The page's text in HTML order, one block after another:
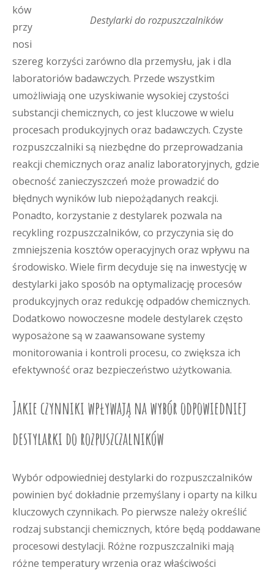
Destylarki do rozpuszczalników
ków
przy
nosi
szereg korzyści zarówno dla przemysłu, jak i dla
laboratoriów badawczych. Przede wszystkim
umożliwiają one uzyskiwanie wysokiej czystości
substancji chemicznych, co jest kluczowe w wielu
procesach produkcyjnych oraz badawczych. Czyste
rozpuszczalniki są niezbędne do przeprowadzania
reakcji chemicznych oraz analiz laboratoryjnych, gdzie
obecność zanieczyszczeń może prowadzić do
błędnych wyników lub niepożądanych reakcji.
Ponadto, korzystanie z destylarek pozwala na
recykling rozpuszczalników, co przyczynia się do
zmniejszenia kosztów operacyjnych oraz wpływu na
środowisko. Wiele firm decyduje się na inwestycję w
destylarki jako sposób na optymalizację procesów
produkcyjnych oraz redukcję odpadów chemicznych.
Dodatkowo nowoczesne modele destylarek często
wyposażone są w zaawansowane systemy
monitorowania i kontroli procesu, co zwiększa ich
efektywność oraz bezpieczeństwo użytkowania.
Jakie czynniki wpływają na wybór odpowiedniej
destylarki do rozpuszczalników
Wybór odpowiedniej destylarki do rozpuszczalników
powinien być dokładnie przemyślany i oparty na kilku
kluczowych czynnikach. Po pierwsze należy określić
rodzaj substancji chemicznych, które będą poddawane
procesowi destylacji. Różne rozpuszczalniki mają
różne temperatury wrzenia oraz właściwości